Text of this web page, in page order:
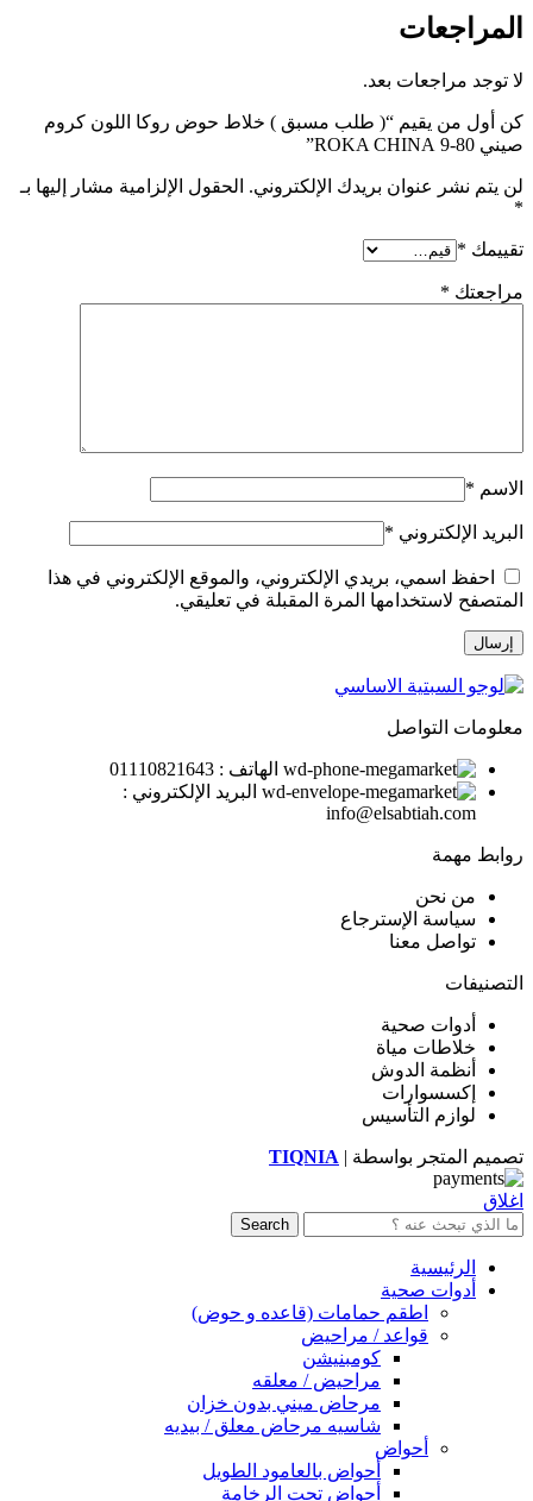
المراجعات
لا توجد مراجعات بعد.
كن أول من يقيم “( طلب مسبق ) خلاط حوض روكا اللون كروم
صيني 80-9 ROKA CHINA”
لن يتم نشر عنوان بريدك الإلكتروني. الحقول الإلزامية مشار إليها بـ
*
تقييمك *
مراجعتك *
الاسم *
البريد الإلكتروني *
احفظ اسمي، بريدي الإلكتروني، والموقع الإلكتروني في هذا
المتصفح لاستخدامها المرة المقبلة في تعليقي.
معلومات التواصل
الهاتف : 01110821643
البريد الإلكتروني :
info@elsabtiah.com
روابط مهمة
من نحن
سياسة الإسترجاع
تواصل معنا
التصنيفات
أدوات صحية
خلاطات مياة
أنظمة الدوش
إكسسوارات
لوازم التأسيس
تصميم المتجر بواسطة | TIQNIA
اغلاق
Search
الرئيسية
أدوات صحية
اطقم حمامات (قاعده و حوض)
قواعد / مراحيض
كومبنيشن
مراحيض / معلقه
مرحاض ميني بدون خزان
شاسيه مرحاض معلق / بيديه
أحواض
أحواض بالعامود الطويل
أحواض تحت الرخامة